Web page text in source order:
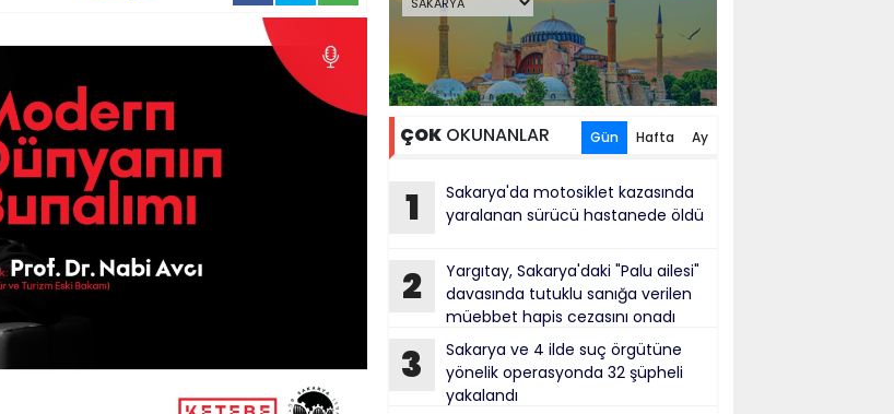
ÇOK OKUNANLAR Gün Hafta Ay
1
Sakarya'da motosiklet kazasında
yaralanan sürücü hastanede öldü
2
Yargıtay, Sakarya'daki "Palu ailesi"
davasında tutuklu sanığa verilen
müebbet hapis cezasını onadı
3
Sakarya ve 4 ilde suç örgütüne
yönelik operasyonda 32 şüpheli
yakalandı